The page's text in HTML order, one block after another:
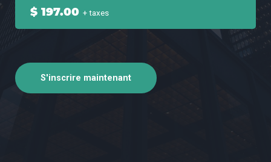
$ 197.00 + taxes
S'inscrire maintenant